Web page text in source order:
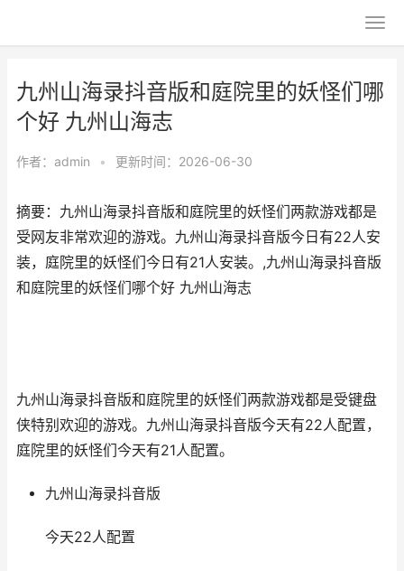
九州山海录抖音版和庭院里的妖怪们哪
个好 九州山海志
作者： admin • 更新时间：2026-06-30
摘要：九州山海录抖音版和庭院里的妖怪们两款游戏都是
受网友非常欢迎的游戏。九州山海录抖音版今日有22人安
装，庭院里的妖怪们今日有21人安装。,九州山海录抖音版
和庭院里的妖怪们哪个好 九州山海志
九州山海录抖音版和庭院里的妖怪们两款游戏都是受键盘
侠特别欢迎的游戏。九州山海录抖音版今天有22人配置，
庭院里的妖怪们今天有21人配置。
九州山海录抖音版
今天22人配置